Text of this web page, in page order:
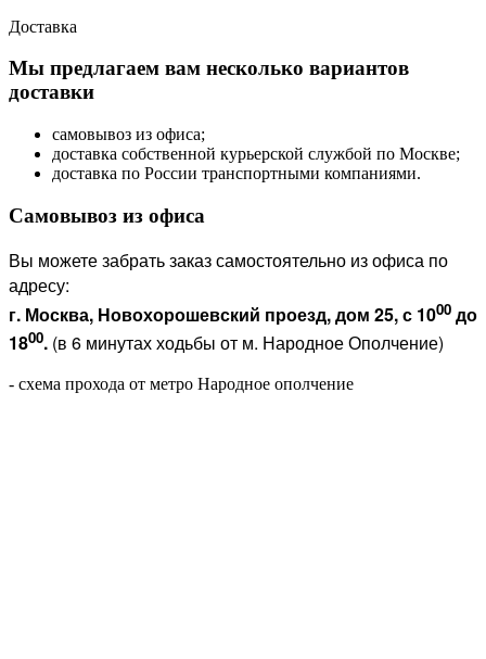
Доставка
Мы предлагаем вам несколько вариантов
доставки
самовывоз из офиса;
доставка собственной курьерской службой по Москве;
доставка по России транспортными компаниями.
Самовывоз из офиса
Вы можете забрать заказ самостоятельно из офиса по
адресу:
г. Москва, Новохорошевский проезд, дом 25, с 1000 до
1800. (в 6 минутах ходьбы от м. Народное Ополчение)
- схема прохода от метро Народное ополчение